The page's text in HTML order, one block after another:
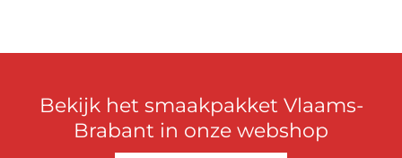
Bekijk het smaakpakket Vlaams-
Brabant in onze webshop